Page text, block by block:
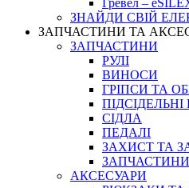
Гревел –
ЗНАЙДИ СВІЙ
ЗАПЧАСТИНИ ТА
ЗАПЧАСТИНИ
РУЛІ
ВИНОСИ
ГРІПСИ ТА
СІДЛА
ПЕДАЛІ
ЗАХИСТ ТА
ЗАПЧАСТИНИ
АКСЕСУАРИ